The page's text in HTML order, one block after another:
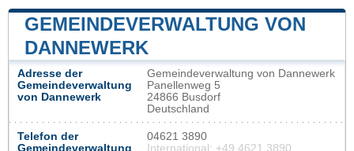
GEMEINDEVERWALTUNG VON
DANNEWERK
Adresse der
Gemeindeverwaltung
von Dannewerk
Gemeindeverwaltung von Dannewerk
Panellenweg 5
24866 Busdorf
Deutschland
Telefon der
Gemeindeverwaltung
04621 3890
International: +49 4621 3890